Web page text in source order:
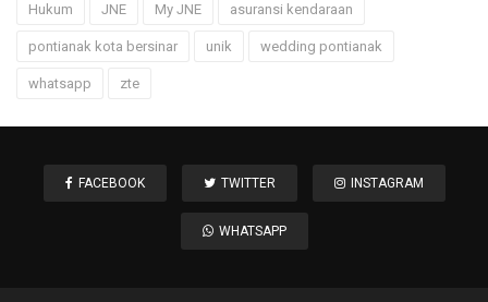
Hukum JNE My JNE asuransi kendaraan
pontianak kota bersinar unik wedding pontianak
whatsapp zte
FACEBOOK TWITTER INSTAGRAM
WHATSAPP